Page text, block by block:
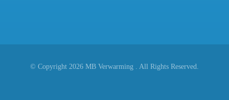
© Copyright 2026 MB Verwarming . All Rights Reserved.